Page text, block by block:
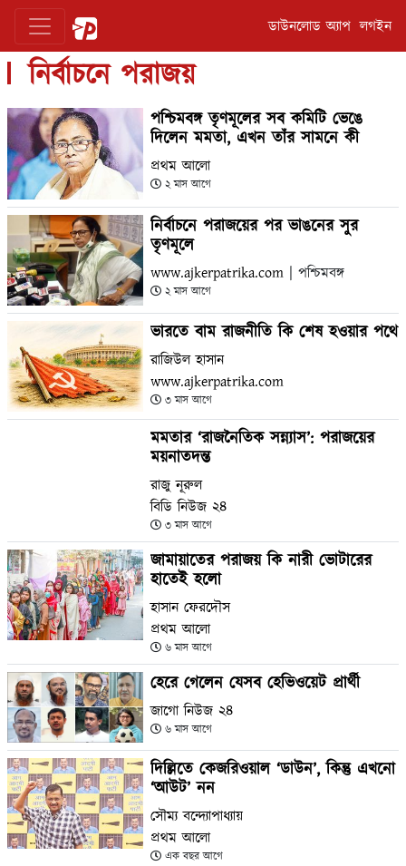
ডাউনলোড অ্যাপ লগইন
নির্বাচনে পরাজয়
পশ্চিমবঙ্গ তৃণমূলের সব কমিটি ভেঙে
দিলেন মমতা, এখন তাঁর সামনে কী
প্রথম আলো
২ মাস আগে
নির্বাচনে পরাজয়ের পর ভাঙনের সুর
তৃণমূলে
www.ajkerpatrika.com | পশ্চিমবঙ্গ
২ মাস আগে
ভারতে বাম রাজনীতি কি শেষ হওয়ার পথে
রাজিউল হাসান
www.ajkerpatrika.com
৩ মাস আগে
মমতার ‘রাজনৈতিক সন্ন্যাস’: পরাজয়ের
ময়নাতদন্ত
রাজু নূরুল
বিডি নিউজ ২৪
৩ মাস আগে
জামায়াতের পরাজয় কি নারী ভোটারের
হাতেই হলো
হাসান ফেরদৌস
প্রথম আলো
৬ মাস আগে
হেরে গেলেন যেসব হেভিওয়েট প্রার্থী
জাগো নিউজ ২৪
৬ মাস আগে
দিল্লিতে কেজরিওয়াল ‘ডাউন’, কিন্তু এখনো
‘আউট’ নন
সৌম্য বন্দ্যোপাধ্যায়
প্রথম আলো
এক বছর আগে